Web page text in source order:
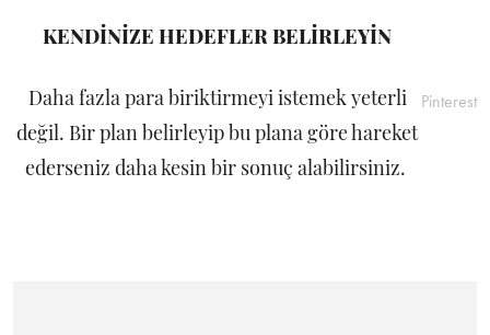
KENDİNİZE HEDEFLER BELİRLEYİN
Daha fazla para biriktirmeyi istemek yeterli
değil. Bir plan belirleyip bu plana göre hareket
ederseniz daha kesin bir sonuç alabilirsiniz.
Pinterest